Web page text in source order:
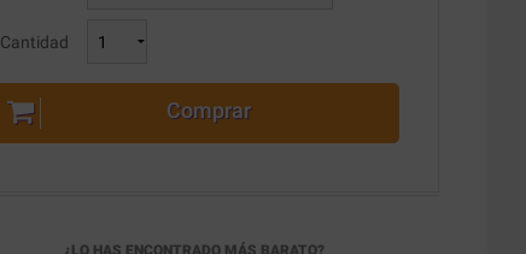
Cantidad
Comprar
¿LO HAS ENCONTRADO MÁS BARATO?